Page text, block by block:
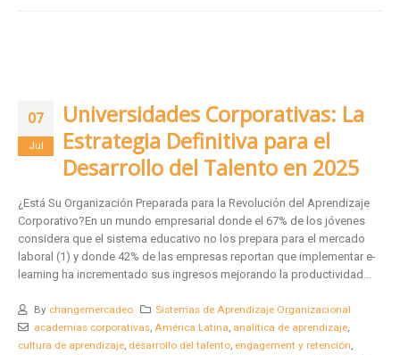
07
Jul
Universidades Corporativas: La
Estrategia Definitiva para el
Desarrollo del Talento en 2025
¿Está Su Organización Preparada para la Revolución del Aprendizaje
Corporativo?En un mundo empresarial donde el 67% de los jóvenes
considera que el sistema educativo no los prepara para el mercado
laboral (1) y donde 42% de las empresas reportan que implementar e-
learning ha incrementado sus ingresos mejorando la productividad...
By changemercadeo
Sistemas de Aprendizaje Organizacional
academias corporativas, América Latina analítica de aprendizaje,
cultura de aprendizaje desarrollo del talento engagement y retención